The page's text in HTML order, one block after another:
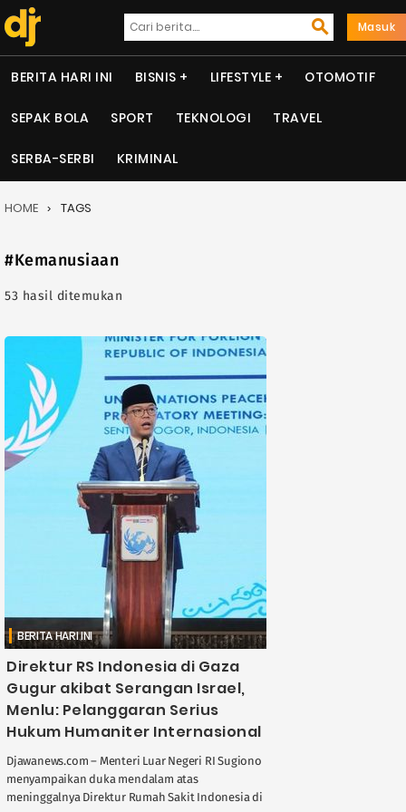
Masuk
BERITA HARI INI BISNIS LIFESTYLE OTOMOTIF
SEPAK BOLA SPORT TEKNOLOGI TRAVEL
SERBA-SERBI KRIMINAL
HOME TAGS
#Kemanusiaan
53 hasil ditemukan
BERITA HARI INI
Direktur RS Indonesia di Gaza
Gugur akibat Serangan Israel,
Menlu: Pelanggaran Serius
Hukum Humaniter Internasional
Djawanews.com – Menteri Luar Negeri RI Sugiono
menyampaikan duka mendalam atas
meninggalnya Direktur Rumah Sakit Indonesia di